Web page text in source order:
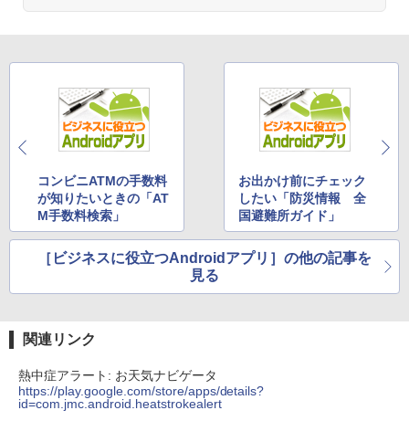
コンビニATMの手数料
が知りたいときの「AT
M手数料検索」
お出かけ前にチェック
したい「防災情報 全
国避難所ガイド」
［ビジネスに役立つAndroidアプリ］の他の記事を
見る
関連リンク
熱中症アラート: お天気ナビゲータ
https://play.google.com/store/apps/details?
id=com.jmc.android.heatstrokealert